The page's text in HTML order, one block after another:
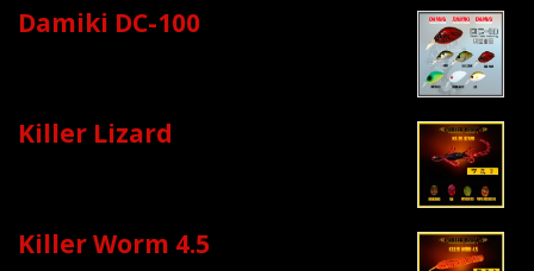
Damiki DC-100
Killer Lizard
Killer Worm 4.5